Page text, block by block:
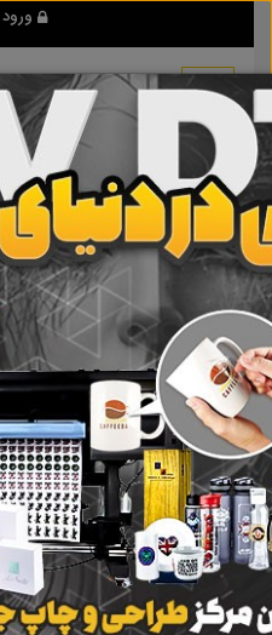
برنامه
مرجع
تبلیغ شو لوله فاضلاب پلی اتیلن
فاضلاب پلی اتیلن